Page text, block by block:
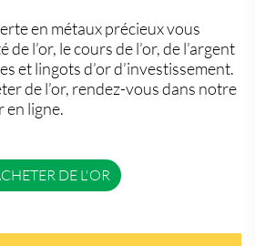
en métaux précieux vous
l’or, le cours de l’or, de l’argent
et lingots d’or d’investissement.
de l’or, rendez-vous dans notre
en ligne.
DE L'OR